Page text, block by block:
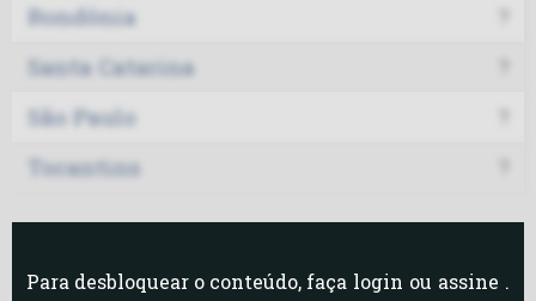
Rondônia
Santa Catarina
São Paulo
Tocantins
Para desbloquear o conteúdo, faça login ou assine .